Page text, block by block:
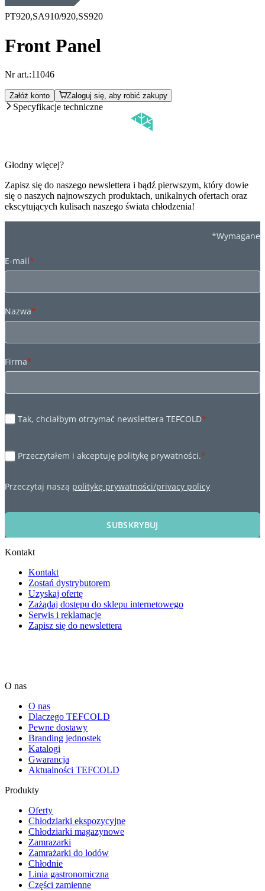
PT920,SA910/920,SS920
Front Panel
Nr art.:11046
Załóż konto Zaloguj się, aby robić zakupy
Specyfikacje techniczne
Głodny więcej?
Zapisz się do naszego newslettera i bądź pierwszym, który dowie
się o naszych najnowszych produktach, unikalnych ofertach oraz
ekscytujących kulisach naszego świata chłodzenia!
*Wymagane
E-mail*
Nazwa*
Firma*
Tak, chciałbym otrzymać newslettera TEFCOLD*
Przeczytałem i akceptuję politykę prywatności.*
Przeczytaj naszą politykę prywatności/privacy policy
SUBSKRYBUJ
Kontakt
Kontakt
Zostań dystrybutorem
Uzyskaj ofertę
Zażądaj dostępu do sklepu internetowego
Serwis i reklamacje
Zapisz się do newslettera
O nas
O nas
Dlaczego TEFCOLD
Pewne dostawy
Branding jednostek
Katalogi
Gwarancja
Aktualności TEFCOLD
Produkty
Oferty
Chłodziarki ekspozycyjne
Chłodziarki magazynowe
Zamrazarki
Zamrażarki do lodów
Chłodnie
Linia gastronomiczna
Części zamienne